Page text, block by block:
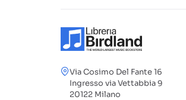
Via Cosimo Del Fante 16
Ingresso via Vettabbia 9
20122 Milano